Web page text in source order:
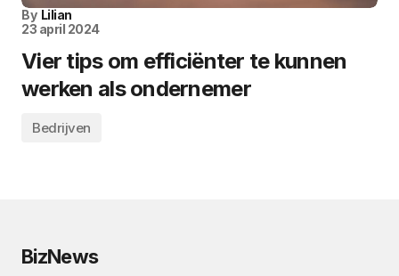
By Lilian
23 april 2024
Vier tips om efficiënter te kunnen
werken als ondernemer
Bedrijven
BizNews